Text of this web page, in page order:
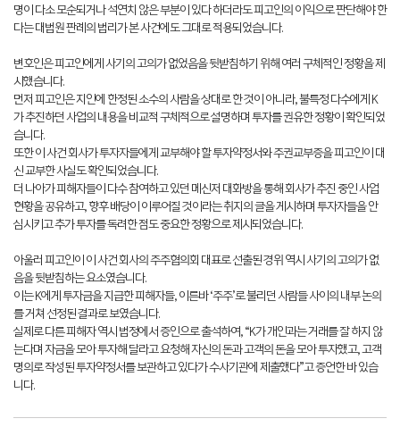
명이 다소 모순되거나 석연치 않은 부분이 있다 하더라도 피고인의 이익으로 판단해야 한
다는 대법원 판례의 법리가 본 사건에도 그대로 적용되었습니다.
변호인은 피고인에게 사기의 고의가 없었음을 뒷받침하기 위해 여러 구체적인 정황을 제
시했습니다.
먼저 피고인은 지인에 한정된 소수의 사람을 상대로 한 것이 아니라, 불특정 다수에게 K
가 추진하던 사업의 내용을 비교적 구체적으로 설명하며 투자를 권유한 정황이 확인되었
습니다.
또한 이 사건 회사가 투자자들에게 교부해야 할 투자약정서와 주권교부증을 피고인이 대
신 교부한 사실도 확인되었습니다.
더 나아가 피해자들이 다수 참여하고 있던 메신저 대화방을 통해 회사가 추진 중인 사업
현황을 공유하고, 향후 배당이 이루어질 것이라는 취지의 글을 게시하며 투자자들을 안
심시키고 추가 투자를 독려한 점도 중요한 정황으로 제시되었습니다.
아울러 피고인이 이 사건 회사의 주주협의회 대표로 선출된 경위 역시 사기의 고의가 없
음을 뒷받침하는 요소였습니다.
이는 K에게 투자금을 지급한 피해자들, 이른바 ‘주주’로 불리던 사람들 사이의 내부 논의
를 거쳐 선정된 결과로 보였습니다.
실제로 다른 피해자 역시 법정에서 증인으로 출석하여, “K가 개인과는 거래를 잘 하지 않
는다며 자금을 모아 투자해 달라고 요청해 자신의 돈과 고객의 돈을 모아 투자했고, 고객
명의로 작성된 투자약정서를 보관하고 있다가 수사기관에 제출했다”고 증언한 바 있습
니다.